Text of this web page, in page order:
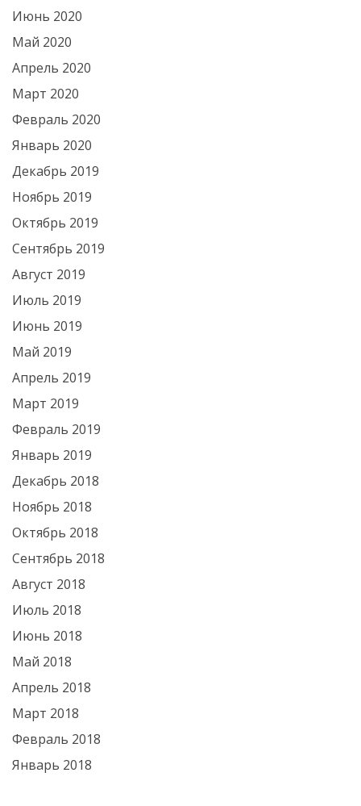
Июнь 2020
Май 2020
Апрель 2020
Март 2020
Февраль 2020
Январь 2020
Декабрь 2019
Ноябрь 2019
Октябрь 2019
Сентябрь 2019
Август 2019
Июль 2019
Июнь 2019
Май 2019
Апрель 2019
Март 2019
Февраль 2019
Январь 2019
Декабрь 2018
Ноябрь 2018
Октябрь 2018
Сентябрь 2018
Август 2018
Июль 2018
Июнь 2018
Май 2018
Апрель 2018
Март 2018
Февраль 2018
Январь 2018